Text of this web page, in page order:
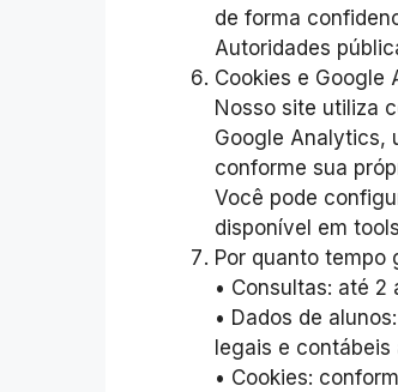
de forma
Autoridades
Cookies e Google
Nosso site utiliza
Google Analytics,
conforme sua
Você pode
disponível em
Por quanto tempo
• Consultas: até
• Dados de
legais e contábeis
• Cookies: